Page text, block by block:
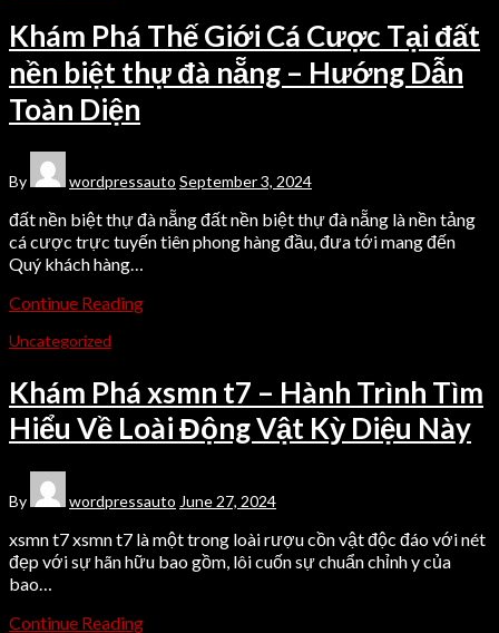
Khám Phá Thế Giới Cá Cược Tại đất
nền biệt thự đà nẵng – Hướng Dẫn
Toàn Diện
By wordpressauto September 3, 2024
đất nền biệt thự đà nẵng đất nền biệt thự đà nẵng là nền tảng
cá cược trực tuyến tiên phong hàng đầu, đưa tới mang đến
Quý khách hàng…
Continue Reading
Uncategorized
Khám Phá xsmn t7 – Hành Trình Tìm
Hiểu Về Loài Động Vật Kỳ Diệu Này
By wordpressauto June 27, 2024
xsmn t7 xsmn t7 là một trong loài rượu cồn vật độc đáo với nét
đẹp với sự hãn hữu bao gồm, lôi cuốn sự chuẩn chỉnh y của
bao…
Continue Reading